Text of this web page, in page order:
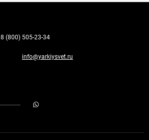
8 (800) 505-23-34
info@yarkiysvet.ru